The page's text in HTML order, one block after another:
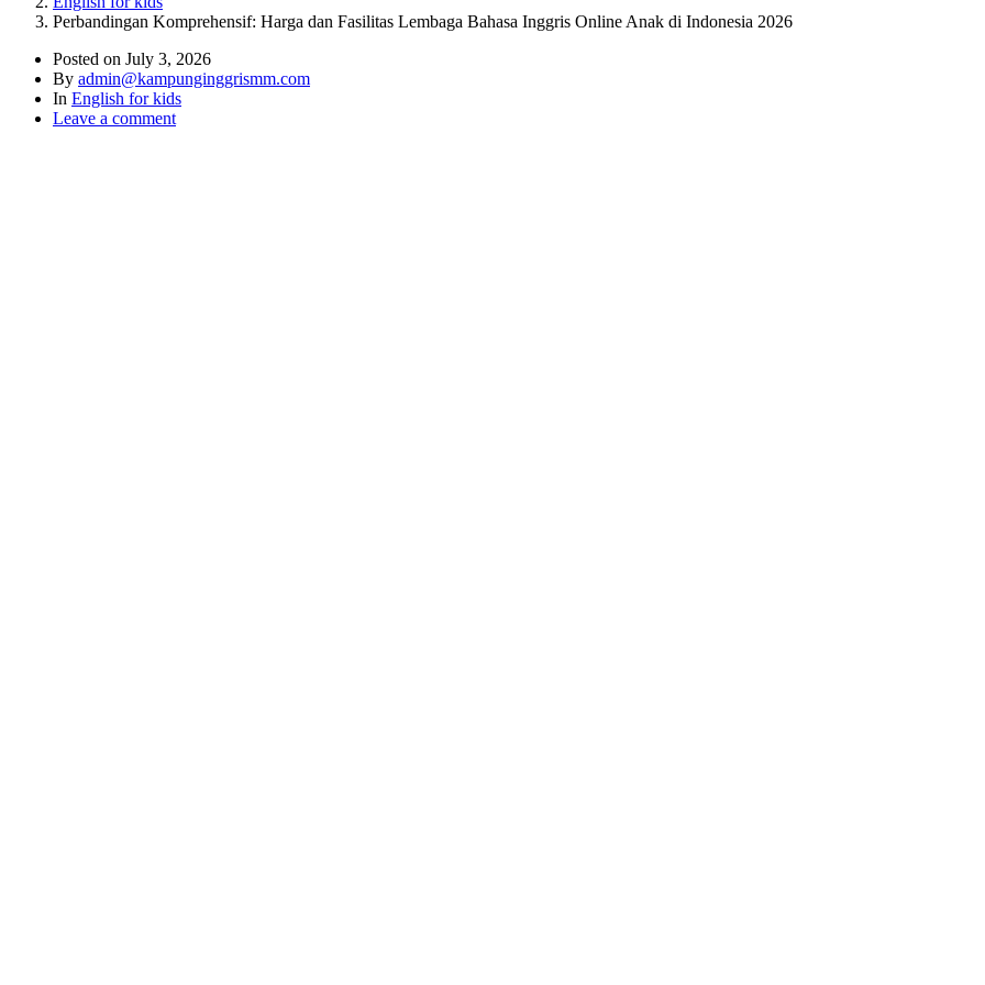
Perbandingan Komprehensif: Harga dan Fasilitas Lembaga Bahasa Inggris Online Anak di Indonesia 2026
Posted on July 3, 2026
By admin@kampunginggrismm.com
In English for kids
Leave a comment